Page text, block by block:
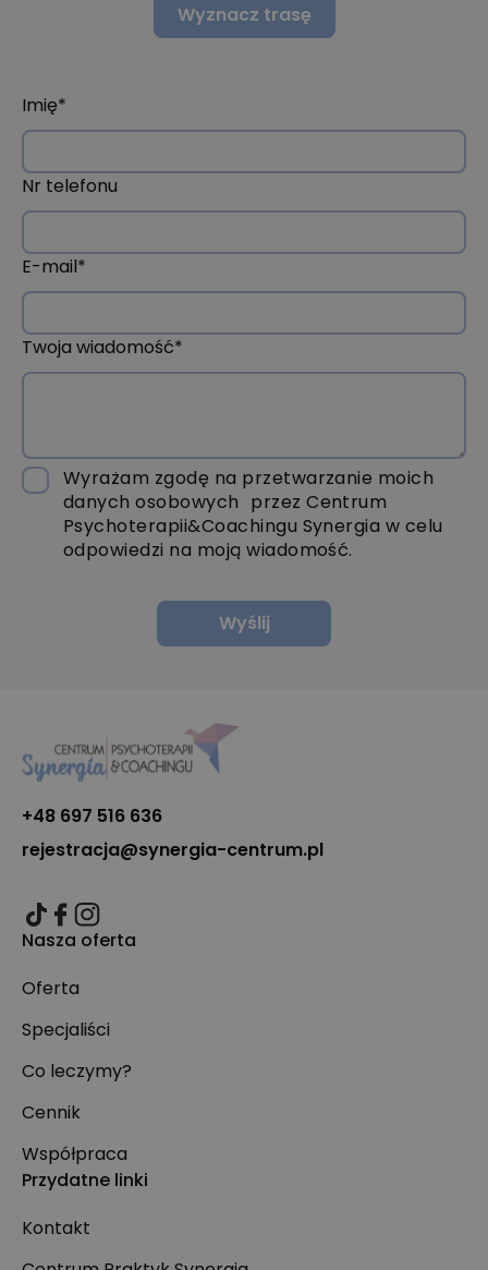
Wyznacz trasę
Imię*
Nr telefonu
E-mail*
Twoja wiadomość*
Wyrażam zgodę na przetwarzanie moich
danych osobowych przez Centrum
Psychoterapii&Coachingu Synergia w celu
odpowiedzi na moją wiadomość.
+48 697 516 636
rejestracja@synergia-centrum.pl
Nasza oferta
Oferta
Specjaliści
Co leczymy?
Cennik
Współpraca
Przydatne linki
Kontakt